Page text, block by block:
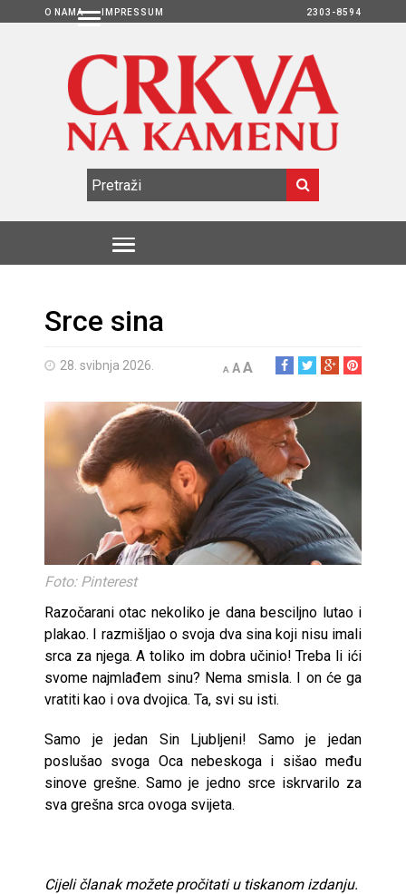
O NAMA IMPRESSUM 2303-8594
Srce sina
28. svibnja 2026. A AA
Foto: Pinterest
Razočarani otac nekoliko je dana besciljno lutao i
plakao. I razmišljao o svoja dva sina koji nisu imali
srca za njega. A toliko im dobra učinio! Treba li ići
svome najmlađem sinu? Nema smisla. I on će ga
vratiti kao i ova dvojica. Ta, svi su isti.
Samo je jedan Sin Ljubljeni! Samo je jedan
poslušao svoga Oca nebeskoga i sišao među
sinove grešne. Samo je jedno srce iskrvarilo za
sva grešna srca ovoga svijeta.
Cijeli članak možete pročitati u tiskanom izdanju.